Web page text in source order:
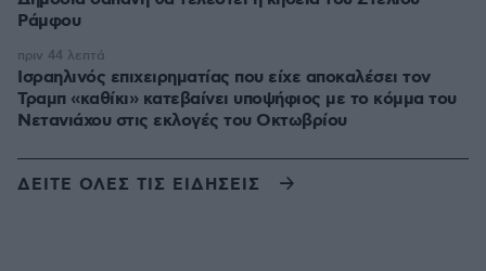
Ράμφου
Ισραηλινός επιχειρηματίας που είχε αποκαλέσει τον
Τραμπ «καθίκι» κατεβαίνει υποψήφιος με το κόμμα του
Νετανιάχου στις εκλογές του Οκτωβρίου
πριν 44 λεπτά
ΔΕΙΤΕ ΟΛΕΣ ΤΙΣ ΕΙΔΗΣΕΙΣ